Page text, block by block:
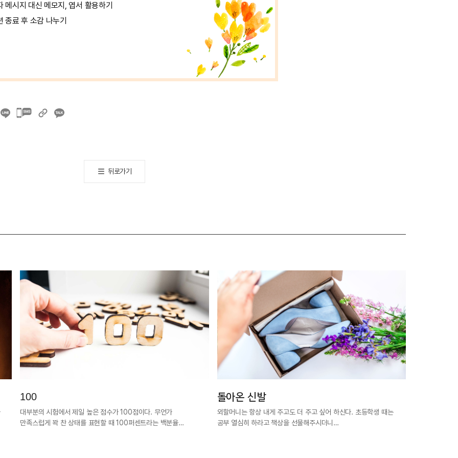
메시지 대신 메모지, 엽서 활용하기
종료 후 소감 나누기
카카오톡
뒤로가기
100
대부분의 시험에서 제일 높은 점수가 100점이다. 무언가
만족스럽게 꽉 찬 상태를 표현할 때 100퍼센트라는 백분율…
돌아온 신발
외할머니는 항상 내게 주고도 더 주고 싶어 하신다. 초등학생 때는
공부 열심히 하라고 책상을 선물해주시더니…